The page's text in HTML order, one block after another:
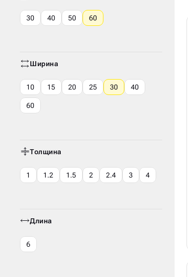
30 40 50 60
Ширина
10 15 20 25 30 40
60
Толщина
1 1.2 1.5 2 2.4 3 4
Длина
6